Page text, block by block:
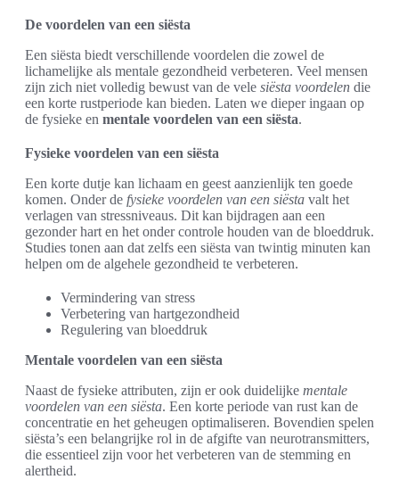
De voordelen van een siësta
Een siësta biedt verschillende voordelen die zowel de
lichamelijke als mentale gezondheid verbeteren. Veel mensen
zijn zich niet volledig bewust van de vele siësta voordelen die
een korte rustperiode kan bieden. Laten we dieper ingaan op
de fysieke en mentale voordelen van een siësta.
Fysieke voordelen van een siësta
Een korte dutje kan lichaam en geest aanzienlijk ten goede
komen. Onder de fysieke voordelen van een siësta valt het
verlagen van stressniveaus. Dit kan bijdragen aan een
gezonder hart en het onder controle houden van de bloeddruk.
Studies tonen aan dat zelfs een siësta van twintig minuten kan
helpen om de algehele gezondheid te verbeteren.
Vermindering van stress
Verbetering van hartgezondheid
Regulering van bloeddruk
Mentale voordelen van een siësta
Naast de fysieke attributen, zijn er ook duidelijke mentale
voordelen van een siësta. Een korte periode van rust kan de
concentratie en het geheugen optimaliseren. Bovendien spelen
siësta’s een belangrijke rol in de afgifte van neurotransmitters,
die essentieel zijn voor het verbeteren van de stemming en
alertheid.